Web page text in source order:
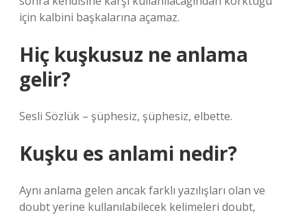
için kalbini başkalarına açamaz.
Hiç kuşkusuz ne anlama
gelir?
Sesli Sözlük – şüphesiz, şüphesiz, elbette.
Kuşku es anlami nedir?
Aynı anlama gelen ancak farklı yazılışları olan ve
doubt yerine kullanılabilecek kelimeleri doubt,